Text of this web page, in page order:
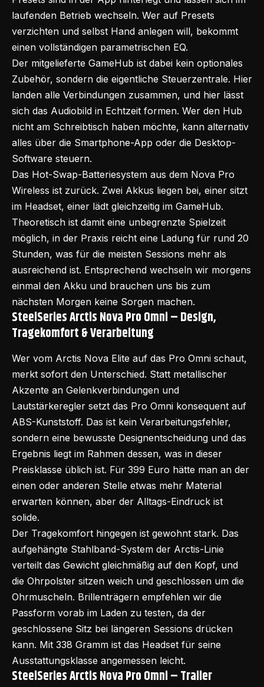
laufenden Betrieb wechseln. Wer auf Presets
verzichten und selbst Hand anlegen will, bekommt
einen vollständigen parametrischen EQ.
Der mitgelieferte GameHub ist dabei kein optionales
Zubehör, sondern die eigentliche Steuerzentrale. Hier
landen alle Verbindungen zusammen, und hier lässt
sich das Audiobild in Echtzeit formen. Wer den Hub
nicht am Schreibtisch haben möchte, kann alternativ
alles über die Smartphone-App oder die Desktop-
Software steuern.
Das Hot-Swap-Batteriesystem aus dem Nova Pro
Wireless ist zurück. Zwei Akkus liegen bei, einer sitzt
im Headset, einer lädt gleichzeitig im GameHub.
Theoretisch ist damit eine unbegrenzte Spielzeit
möglich, in der Praxis reicht eine Ladung für rund 20
Stunden, was für die meisten Sessions mehr als
ausreichend ist. Entsprechend wechseln wir morgens
einmal den Akku und brauchen uns bis zum
nächsten Morgen keine Sorgen machen.
SteelSeries Arctis Nova Pro Omni – Design,
Tragekomfort & Verarbeitung
Wer vom Arctis Nova Elite auf das Pro Omni schaut,
merkt sofort den Unterschied. Statt metallischer
Akzente an Gelenkverbindungen und
Lautstärkeregler setzt das Pro Omni konsequent auf
ABS-Kunststoff. Das ist kein Verarbeitungsfehler,
sondern eine bewusste Designentscheidung und das
Ergebnis liegt im Rahmen dessen, was in dieser
Preisklasse üblich ist. Für 399 Euro hätte man an der
einen oder anderen Stelle etwas mehr Material
erwarten können, aber der Alltags-Eindruck ist
solide.
Der Tragekomfort hingegen ist gewohnt stark. Das
aufgehängte Stahlband-System der Arctis-Linie
verteilt das Gewicht gleichmäßig auf den Kopf, und
die Ohrpolster sitzen weich und geschlossen um die
Ohrmuscheln. Brillenträgern empfehlen wir die
Passform vorab im Laden zu testen, da der
geschlossene Sitz bei längeren Sessions drücken
kann. Mit 338 Gramm ist das Headset für seine
Ausstattungsklasse angemessen leicht.
SteelSeries Arctis Nova Pro Omni – Trailer